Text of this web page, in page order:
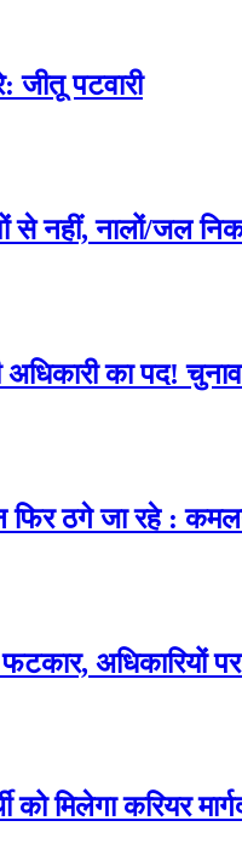
जीतू पटवारी
से नहीं, नालों/जल
का पद!
फिर ठगे जा रहे :
अधिकारियों
को मिलेगा करियर